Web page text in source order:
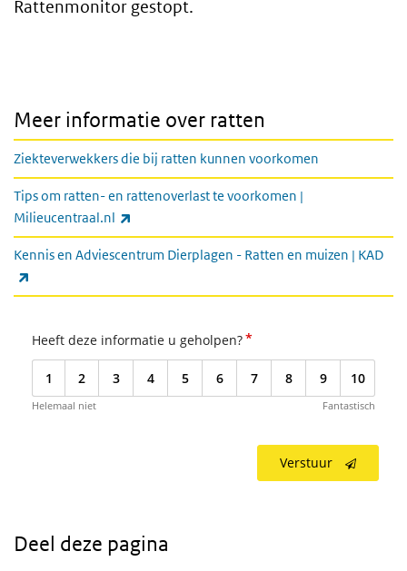
Rattenmonitor gestopt.
Meer informatie over ratten
Ziekteverwekkers die bij ratten kunnen voorkomen
Tips om ratten- en rattenoverlast te voorkomen |
Milieucentraal.nl
Kennis en Adviescentrum Dierplagen - Ratten en muizen | KAD
Heeft deze informatie u geholpen?*
1 2 3 4 5 6 7 8 9 10
Helemaal niet Fantastisch
Verstuur
Deel deze pagina